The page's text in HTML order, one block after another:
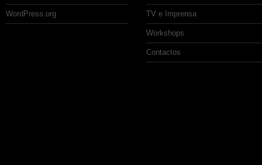
WordPress.org TV e Imprensa
Workshops
Contactos